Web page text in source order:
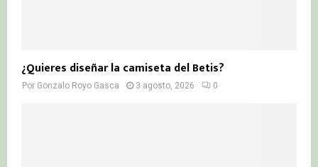
¿Quieres diseñar la camiseta del Betis?
Por Gonzalo Royo Gasca 3 agosto, 2026 0